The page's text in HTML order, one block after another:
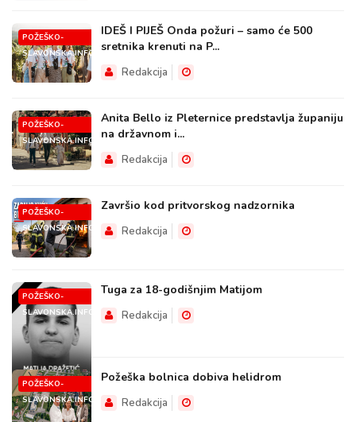
POŽEŠKO-
SLAVONSKA.INFO
IDEŠ I PIJEŠ Onda požuri – samo će 500
sretnika krenuti na P...
Redakcija
POŽEŠKO-
SLAVONSKA.INFO
Anita Bello iz Pleternice predstavlja županiju
na državnom i...
Redakcija
POŽEŠKO-
SLAVONSKA.INFO
Završio kod pritvorskog nadzornika
Redakcija
POŽEŠKO-
SLAVONSKA.INFO
Tuga za 18-godišnjim Matijom
Redakcija
POŽEŠKO-
SLAVONSKA.INFO
Požeška bolnica dobiva helidrom
Redakcija